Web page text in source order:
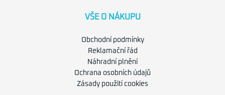
VŠE O NÁKUPU
Obchodní podmínky
Reklamační řád
Náhradní plnění
Ochrana osobních údajů
Zásady použití cookies